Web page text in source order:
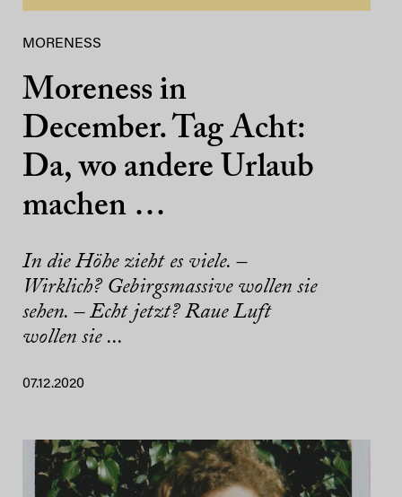
MORENESS
Moreness in
December. Tag Acht:
Da, wo andere Urlaub
machen …
In die Höhe zieht es viele. –
Wirklich? Gebirgsmassive wollen sie
sehen. – Echt jetzt? Raue Luft
wollen sie ...
07.12.2020